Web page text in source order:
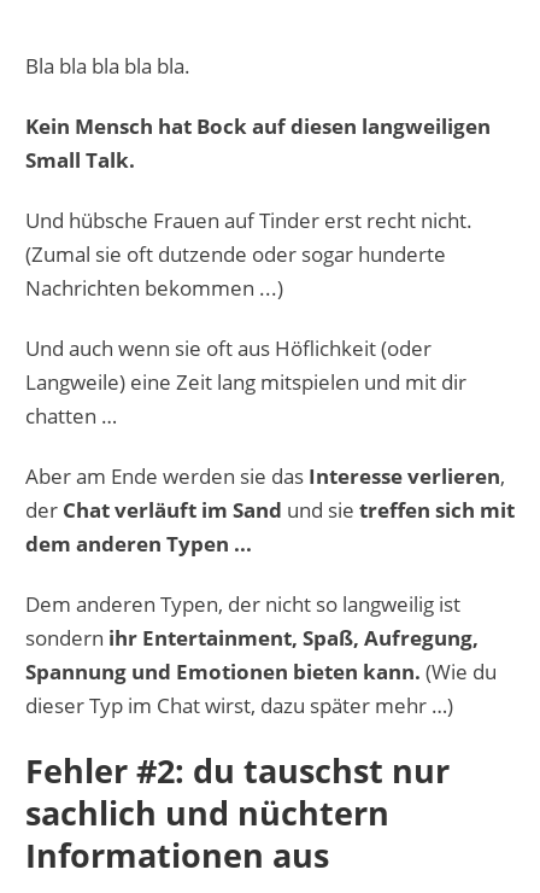
Bla bla bla bla bla.
Kein Mensch hat Bock auf diesen langweiligen
Small Talk.
Und hübsche Frauen auf Tinder erst recht nicht.
(Zumal sie oft dutzende oder sogar hunderte
Nachrichten bekommen ...)
Und auch wenn sie oft aus Höflichkeit (oder
Langweile) eine Zeit lang mitspielen und mit dir
chatten …
Aber am Ende werden sie das Interesse verlieren,
der Chat verläuft im Sand und sie treffen sich mit
dem anderen Typen ...
Dem anderen Typen, der nicht so langweilig ist
sondern ihr Entertainment, Spaß, Aufregung,
Spannung und Emotionen bieten kann. (Wie du
dieser Typ im Chat wirst, dazu später mehr …)
Fehler #2: du tauschst nur
sachlich und nüchtern
Informationen aus